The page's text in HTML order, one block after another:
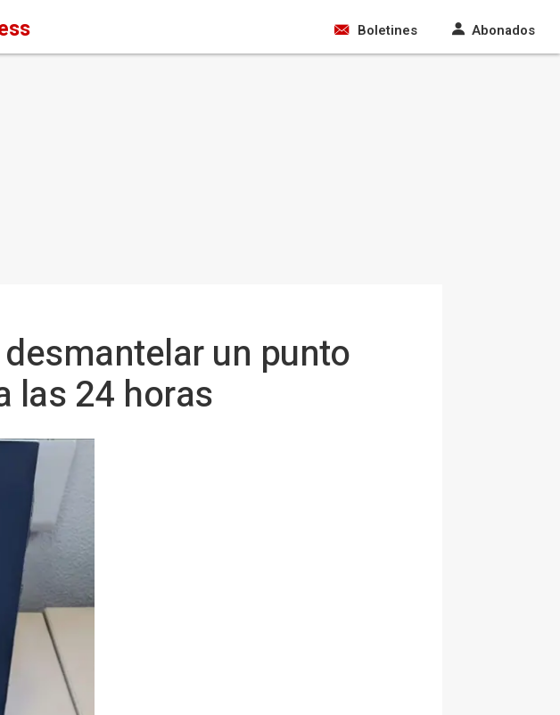
Boletines Abonados
un punto
las 24 horas